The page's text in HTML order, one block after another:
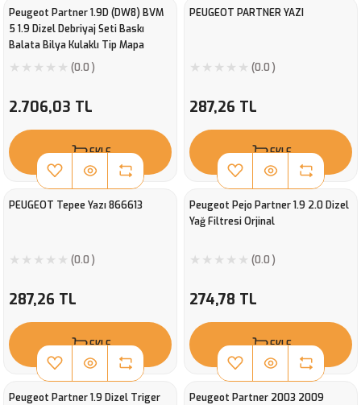
Peugeot Partner 1.9D (DW8) BVM
5 1.9 Dizel Debriyaj Seti Baskı
Balata Bilya Kulaklı Tip Mapa
001200900 (0.0 )
2.706,03 TL
EKLE
PEUGEOT PARTNER YAZI
(0.0 )
287,26 TL
EKLE
PEUGEOT Tepee Yazı 866613
(0.0 )
287,26 TL
EKLE
Peugeot Pejo Partner 1.9 2.0 Dizel
Yağ Filtresi Orjinal
(0.0 )
274,78 TL
EKLE
Peugeot Partner 1.9 Dizel Triger
Peugeot Partner 2003 2009